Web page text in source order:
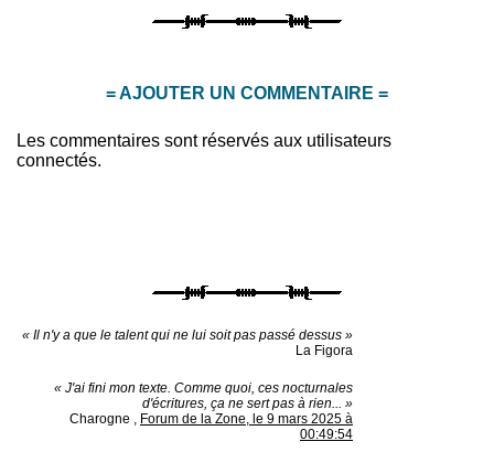
= AJOUTER UN COMMENTAIRE =
Les commentaires sont réservés aux utilisateurs
connectés.
« Il n'y a que le talent qui ne lui soit pas passé dessus »
La Figora
« J'ai fini mon texte. Comme quoi, ces nocturnales
d'écritures, ça ne sert pas à rien... »
Charogne , Forum de la Zone, le 9 mars 2025 à
00:49:54